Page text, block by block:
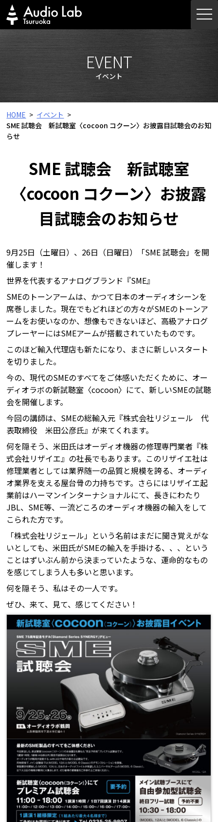
Skip
to
content
EVENT
イベント
HOME
イベント
SME 試聴会 新試聴室〈cocoon コクーン〉お披露目試聴会のお知
らせ
SME 試聴会 新試聴室
〈cocoon コクーン〉お披露
目試聴会のお知らせ
9月25日（土曜日）、26日（日曜日）「SME 試聴会」を開
催します！
世界を代表するアナログブランド『SME』
SMEのトーンアームは、かつて日本のオーディオシーンを
席巻しました。現在でもどれほどの方々がSMEのトーンア
ームをお使いなのか、想像もできないほど、高級アナログ
プレーヤーにはSMEアームが搭載されていたものです。
このほど輸入代理店も新たになり、まさに新しいスタート
を切りました。
今の、現代のSMEのすべてをご体感いただくために、オー
ディオラボの新試聴室〈cocoon〉にて、新しいSMEの試聴
会を開催します。
今回の講師は、SMEの総輸入元『株式会社リジェール 代
表取締役 米田公彦氏』が来てくれます。
何を隠そう、米田氏はオーディオ機器の修理専門業者『株
式会社リザイエ』の社長でもあります。このリザイエ社は
修理業者としては業界随一の品質と規模を誇る、オーディ
オ業界を支える屋台骨の力持ちです。さらにはリザイエ起
業前はハーマンインターナショナルにて、長きにわたり
JBL、SME等、一流どころのオーディオ機器の輸入をして
こられた方です。
「株式会社リジェール」という名前はまだに聞き覚えがな
いとしても、米田氏がSMEの輸入を手掛ける、、、という
ことはずいぶん前から決まっていたような、運命的なもの
を感じてしまう人も多いと思います。
何を隠そう、私はその一人です。
ぜひ、来て、見て、感じてください！